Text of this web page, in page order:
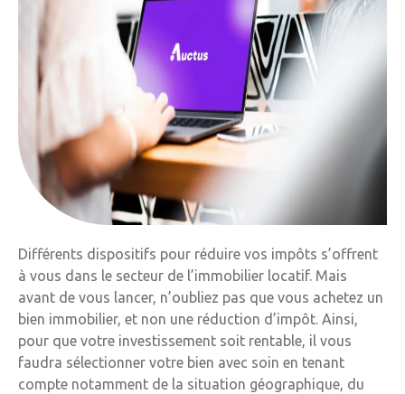
Différents dispositifs pour réduire vos impôts s’offrent
à vous dans le secteur de l’immobilier locatif. Mais
avant de vous lancer, n’oubliez pas que vous achetez un
bien immobilier, et non une réduction d’impôt. Ainsi,
pour que votre investissement soit rentable, il vous
faudra sélectionner votre bien avec soin en tenant
compte notamment de la situation géographique, du